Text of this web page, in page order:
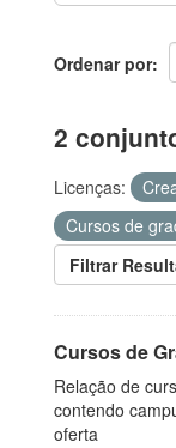
Ordenar por
2
Licenças:
Cursos de
Filtrar
Cursos de
Relação de
contendo
oferta